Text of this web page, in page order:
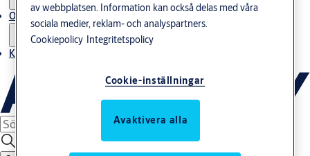
Om oss
Kontakta oss
av webbplatsen. Information kan också delas med våra
sociala medier, reklam- och analyspartners.
Cookiepolicy Integritetspolicy
Cookie-inställningar
Avaktivera alla